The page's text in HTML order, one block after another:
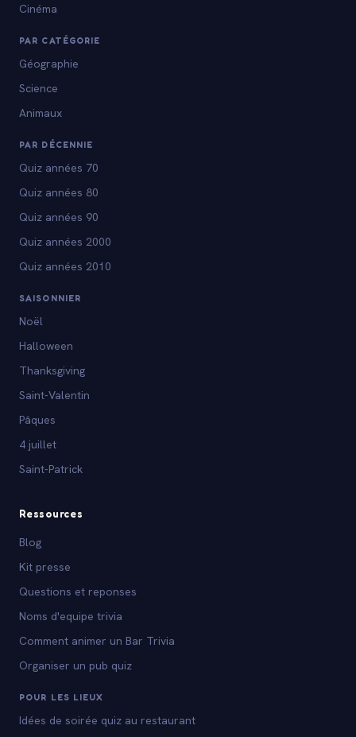
Cinéma
PAR CATÉGORIE
Géographie
Science
Animaux
PAR DÉCENNIE
Quiz années 70
Quiz années 80
Quiz années 90
Quiz années 2000
Quiz années 2010
SAISONNIER
Noël
Halloween
Thanksgiving
Saint-Valentin
Pâques
4 juillet
Saint-Patrick
Ressources
Blog
Kit presse
Questions et reponses
Noms d'equipe trivia
Comment animer un Bar Trivia
Organiser un pub quiz
POUR LES LIEUX
Idées de soirée quiz au restaurant